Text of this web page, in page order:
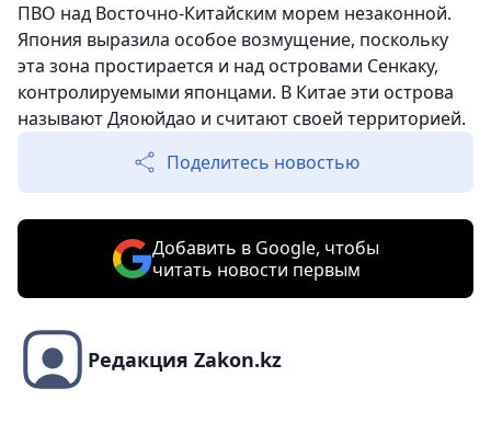
ПВО над Восточно-Китайским морем незаконной.
Япония выразила особое возмущение, поскольку
эта зона простирается и над островами Сенкаку,
контролируемыми японцами. В Китае эти острова
называют Дяоюйдао и считают своей территорией.
Поделитесь новостью
Добавить в Google, чтобы
читать новости первым
Редакция Zakon.kz